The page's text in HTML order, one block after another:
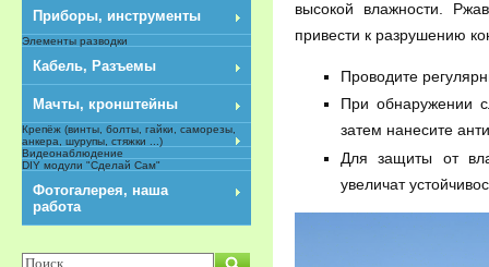
высокой влажности.
привести к разрушению
Проводите
При обнаружении
затем нанесите
Для защиты от
увеличат
Приборы, инструменты
Элементы разводки
Кабель, Разъемы
Мачты, кронштейны
Крепёж (винты, болты, гайки, саморезы,
анкера, шурупы, стяжки ...)
Видеонаблюдение
DIY модули "Сделай Сам"
Фотогалерея, наша
работа